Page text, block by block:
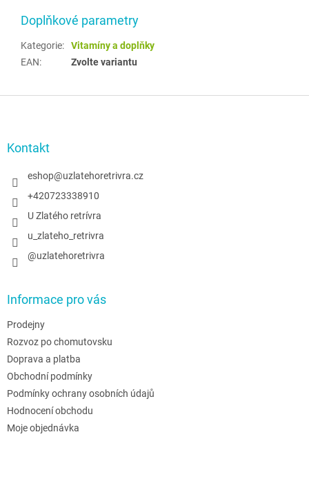
Doplňkové parametry
Kategorie:
Vitamíny a doplňky
EAN: Zvolte variantu
Kontakt
eshop@uzlatehoretrivra.cz
+420723338910
U Zlatého retrívra
u_zlateho_retrivra
@uzlatehoretrivra
Informace pro vás
Prodejny
Rozvoz po chomutovsku
Doprava a platba
Obchodní podmínky
Podmínky ochrany osobních údajů
Hodnocení obchodu
Moje objednávka